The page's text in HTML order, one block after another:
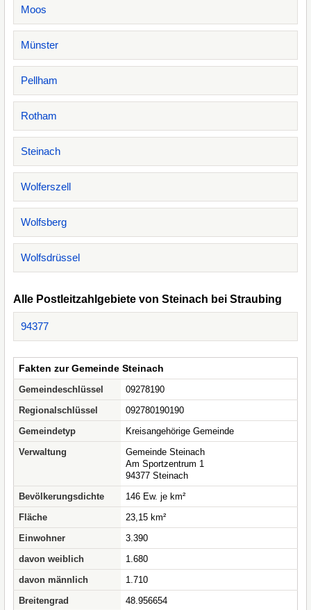
Moos
Münster
Pellham
Rotham
Steinach
Wolferszell
Wolfsberg
Wolfsdrüssel
Alle Postleitzahlgebiete von Steinach bei Straubing
94377
Fakten zur Gemeinde Steinach
Gemeindeschlüssel
09278190
Regionalschlüssel
092780190190
Gemeindetyp
Kreisangehörige Gemeinde
Verwaltung
Gemeinde Steinach
Am Sportzentrum 1
94377 Steinach
Bevölkerungsdichte
146 Ew. je km²
Fläche
23,15 km²
Einwohner
3.390
davon weiblich
1.680
davon männlich
1.710
Breitengrad
48.956654